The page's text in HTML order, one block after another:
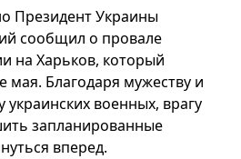
Президент Украины
сообщил о провале
на Харьков, который
мая. Благодаря мужеству и
военных, врагу
запланированные
вперед.